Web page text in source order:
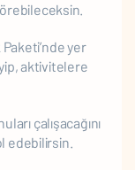
Paketi’nde yer
aktivitelere
çalışacağını
edebilirsin.